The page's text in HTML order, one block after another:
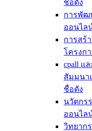
ชื่อดัง
การพัฒ
ออนไล
การสร้
โครงก
cpall แ
สัมมนา
ชื่อดัง
นวัตกร
ออนไล
วิทยาก